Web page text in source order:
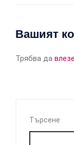
Вашият
Трябва да
Търсене